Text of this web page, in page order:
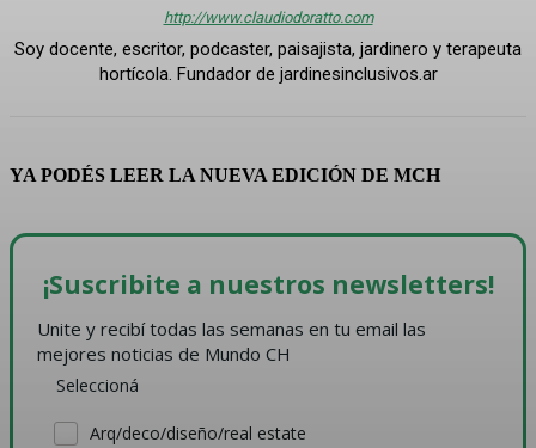
http://www.claudiodoratto.com
Soy docente, escritor, podcaster, paisajista, jardinero y terapeuta
hortícola. Fundador de jardinesinclusivos.ar
YA PODÉS LEER LA NUEVA EDICIÓN DE MCH
¡Suscribite a nuestros newsletters!
Unite y recibí todas las semanas en tu email las
mejores noticias de Mundo CH
Seleccioná
Arq/deco/diseño/real estate